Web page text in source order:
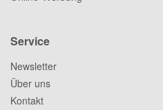
Service
Newsletter
Über uns
Kontakt